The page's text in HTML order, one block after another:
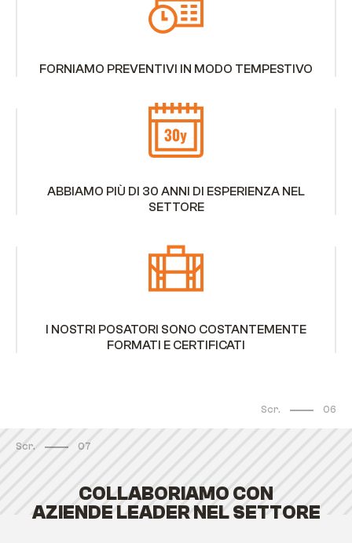
FORNIAMO PREVENTIVI IN MODO TEMPESTIVO
ABBIAMO PIÙ DI 30 ANNI DI ESPERIENZA NEL
SETTORE
I NOSTRI POSATORI SONO COSTANTEMENTE
FORMATI E CERTIFICATI
Scr. 06
COLLABORIAMO CON
AZIENDE LEADER NEL SETTORE
Scr. 07